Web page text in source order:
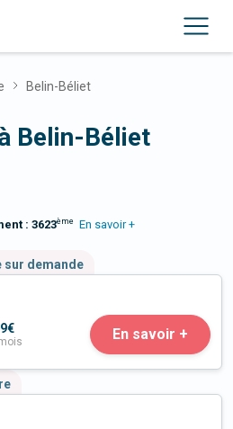
Belin-Béliet
Belin-Béliet
: 3623ème En savoir +
sur demande
En savoir +